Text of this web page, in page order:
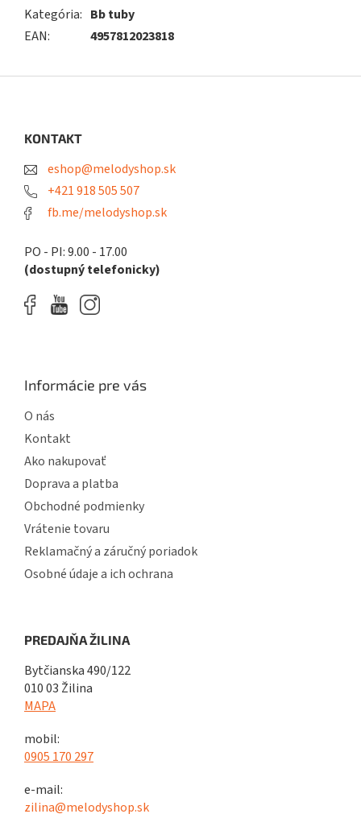
Kategória: Bb tuby
EAN: 4957812023818
KONTAKT
eshop@melodyshop.sk
+421 918 505 507
fb.me/melodyshop.sk
PO - PI: 9.00 - 17.00
(dostupný telefonicky)
Informácie pre vás
O nás
Kontakt
Ako nakupovať
Doprava a platba
Obchodné podmienky
Vrátenie tovaru
Reklamačný a záručný poriadok
Osobné údaje a ich ochrana
PREDAJŇA ŽILINA
Bytčianska 490/122
010 03 Žilina
MAPA
mobil:
0905 170 297
e-mail:
zilina@melodyshop.sk